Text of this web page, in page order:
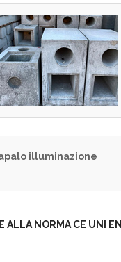
illuminazione
ALLA NORMA CE UNI EN